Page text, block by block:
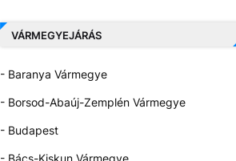
VÁRMEGYEJÁRÁS
- Baranya Vármegye
- Borsod-Abaúj-Zemplén Vármegye
- Budapest
- Bács-Kiskun Vármegye